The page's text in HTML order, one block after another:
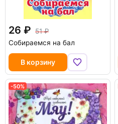
26
51
Собираемся на бал
В корзину
-50%